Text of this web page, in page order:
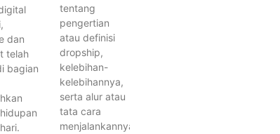
dan
telah
bagian
tentang
pengertian
atau definisi
dropship,
kelebihan-
kelebihannya,
serta alur atau
tata cara
menjalankannya.